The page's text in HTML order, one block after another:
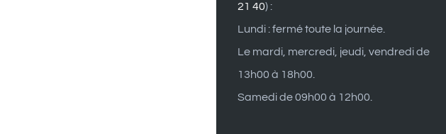
21 40) :
Lundi : fermé toute la journée.
Le mardi, mercredi, jeudi, vendredi de
13h00 à 18h00.
Samedi de 09h00 à 12h00.